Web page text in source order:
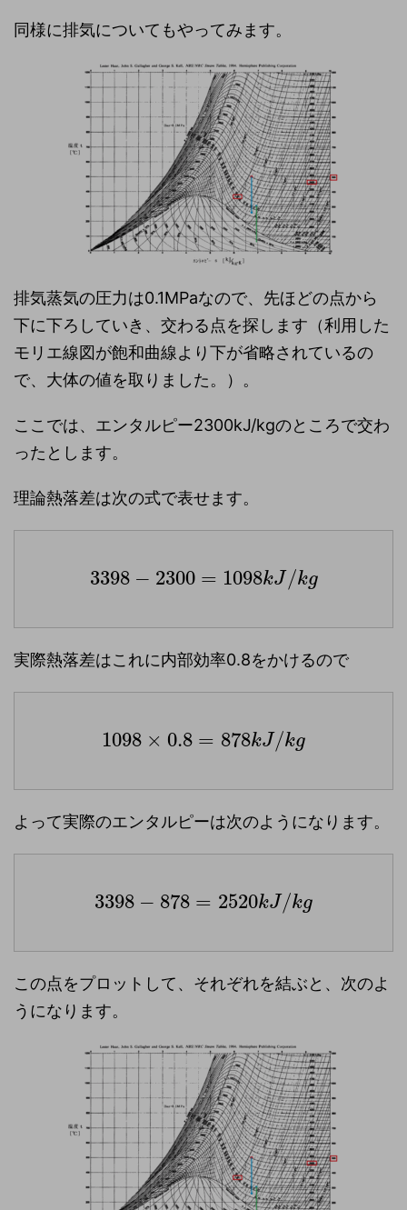
同様に排気についてもやってみます。
排気蒸気の圧力は0.1MPaなので、先ほどの点から
下に下ろしていき、交わる点を探します（利用した
モリエ線図が飽和曲線より下が省略されているの
で、大体の値を取りました。）。
ここでは、エンタルピー2300kJ/kgのところで交わ
ったとします。
理論熱落差は次の式で表せます。
3398 − 2300 = 1098kJ/kg
実際熱落差はこれに内部効率0.8をかけるので
1098 × 0.8 = 878kJ/kg
よって実際のエンタルピーは次のようになります。
3398 − 878 = 2520kJ/kg
この点をプロットして、それぞれを結ぶと、次のよ
うになります。